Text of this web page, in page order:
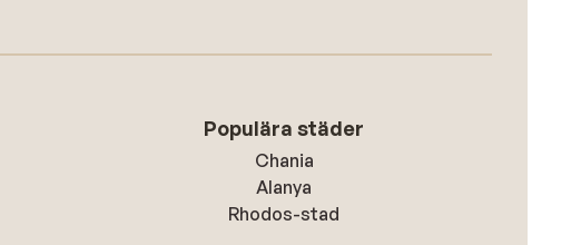
Populära städer
Chania
Alanya
Rhodos-stad